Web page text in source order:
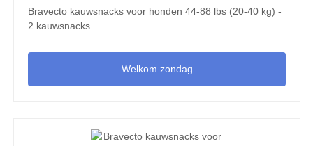
Bravecto kauwsnacks voor honden 44-88 lbs (20-40 kg) -
2 kauwsnacks
Welkom zondag